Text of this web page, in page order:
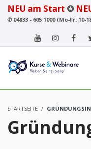
NEU am Start ✪
✆04833 - 605 1000 (Mo-Fr: 10-
STARTSEITE